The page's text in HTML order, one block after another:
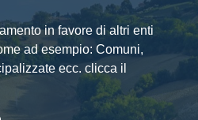
in favore di altri enti
ad esempio: Comuni,
ecc. clicca il